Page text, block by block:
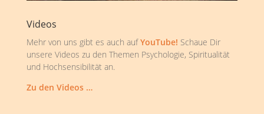
Videos
Mehr von uns gibt es auch aufYouTube! Schaue Dir
unsere Videos zu den Themen Psychologie, Spiritualität
und Hochsensibilität an.
Zu den Videos …